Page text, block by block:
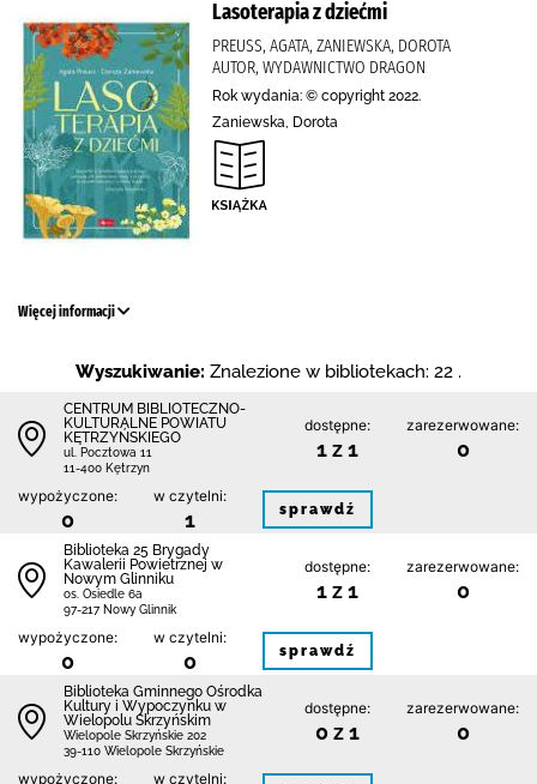
Lasoterapia z dziećmi
PREUSS, AGATA, ZANIEWSKA, DOROTA
AUTOR, WYDAWNICTWO DRAGON
Rok wydania: © copyright 2022.
Zaniewska, Dorota
Więcej informacji
Wyszukiwanie: Znalezione w bibliotekach: 22 .
CENTRUM BIBLIOTECZNO-
KULTURALNE POWIATU
KĘTRZYŃSKIEGO
ul. Pocztowa 11
11-400 Kętrzyn
dostępne:
1 z 1
zarezerwowane:
0
wypożyczone:
0
w czytelni:
1 sprawdź
Biblioteka 25 Brygady
Kawalerii Powietrznej w
Nowym Glinniku
os. Osiedle 6a
97-217 Nowy Glinnik
dostępne:
1 z 1
zarezerwowane:
0
wypożyczone:
0
w czytelni:
0 sprawdź
Biblioteka Gminnego Ośrodka
Kultury i Wypoczynku w
Wielopolu Skrzyńskim
Wielopole Skrzyńskie 202
39-110 Wielopole Skrzyńskie
dostępne:
0 z 1
zarezerwowane:
0
wypożyczone: w czytelni: